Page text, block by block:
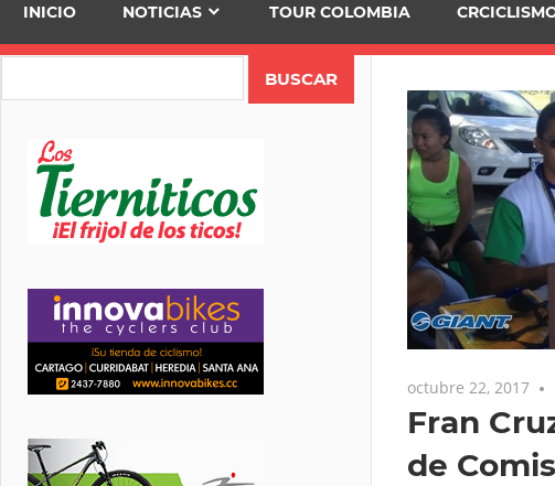
INICIO NOTICIAS TOUR COLOMBIA
octubre 22, 2017
Fran
de